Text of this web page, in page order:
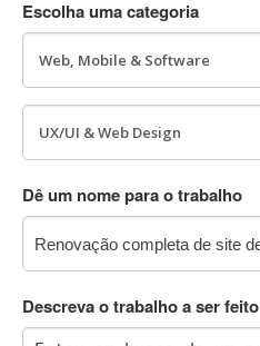
Escolha uma categoria
Dê um nome para o trabalho
Descreva o trabalho a ser feito